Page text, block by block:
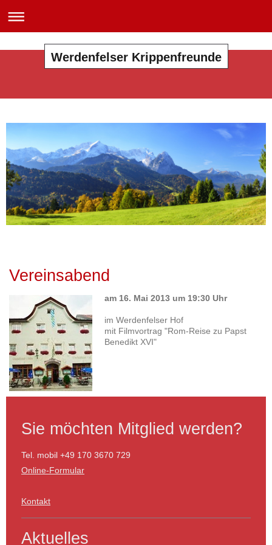
Werdenfelser Krippenfreunde
Vereinsabend
am 16. Mai 2013 um 19:30 Uhr
im Werdenfelser Hof
mit Filmvortrag "Rom-Reise zu Papst
Benedikt XVI"
Sie möchten Mitglied werden?
Tel. mobil +49 170 3670 729
Online-Formular
Kontakt
Aktuelles